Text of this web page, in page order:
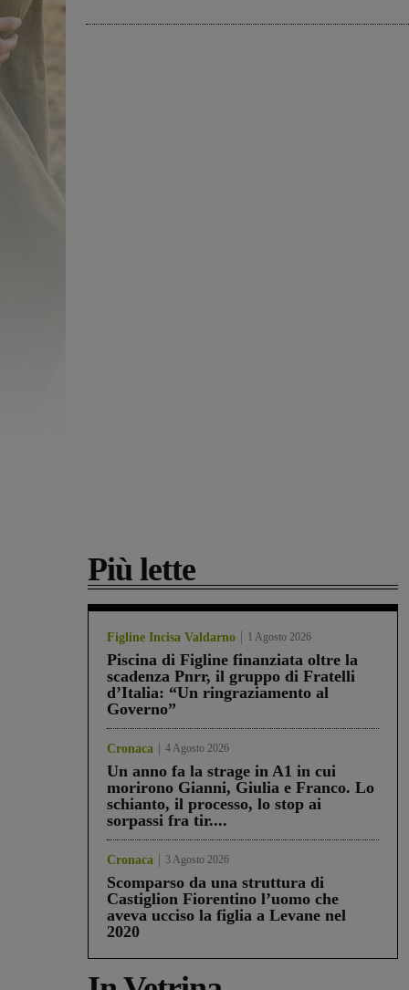
Più lette
Figline Incisa Valdarno 1 Agosto 2026
Piscina di Figline finanziata oltre la
scadenza Pnrr, il gruppo di Fratelli
d’Italia: “Un ringraziamento al
Governo”
Cronaca 4 Agosto 2026
Un anno fa la strage in A1 in cui
morirono Gianni, Giulia e Franco. Lo
schianto, il processo, lo stop ai
sorpassi fra tir....
Cronaca 3 Agosto 2026
Scomparso da una struttura di
Castiglion Fiorentino l’uomo che
aveva ucciso la figlia a Levane nel
2020